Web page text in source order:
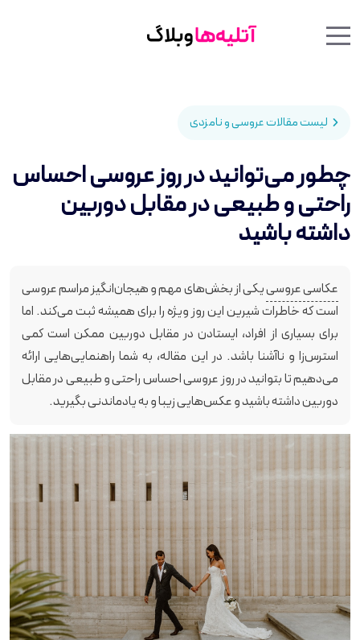
Mobile Menu Toggle
لیست مقالات عروسی و نامزدی
چطور می‌توانید در روز عروسی احساس
راحتی و طبیعی در مقابل دوربین
داشته باشید
عکاسی عروسییکی از بخش‌های مهم و هیجان‌انگیز مراسم عروسی
است که خاطرات شیرین این روز ویژه را برای همیشه ثبت می‌کند. اما
برای بسیاری از افراد، ایستادن در مقابل دوربین ممکن است کمی
استرس‌زا و ناآشنا باشد. در این مقاله، به شما راهنمایی‌هایی ارائه
می‌دهیم تا بتوانید در روز عروسی احساس راحتی و طبیعی در مقابل
دوربین داشته باشید و عکس‌هایی زیبا و به یادماندنی بگیرید.